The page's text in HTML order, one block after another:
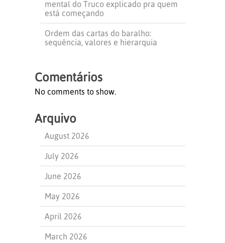
mental do Truco explicado pra quem
está começando
Ordem das cartas do baralho:
sequência, valores e hierarquia
Comentários
No comments to show.
Arquivo
August 2026
July 2026
June 2026
May 2026
April 2026
March 2026